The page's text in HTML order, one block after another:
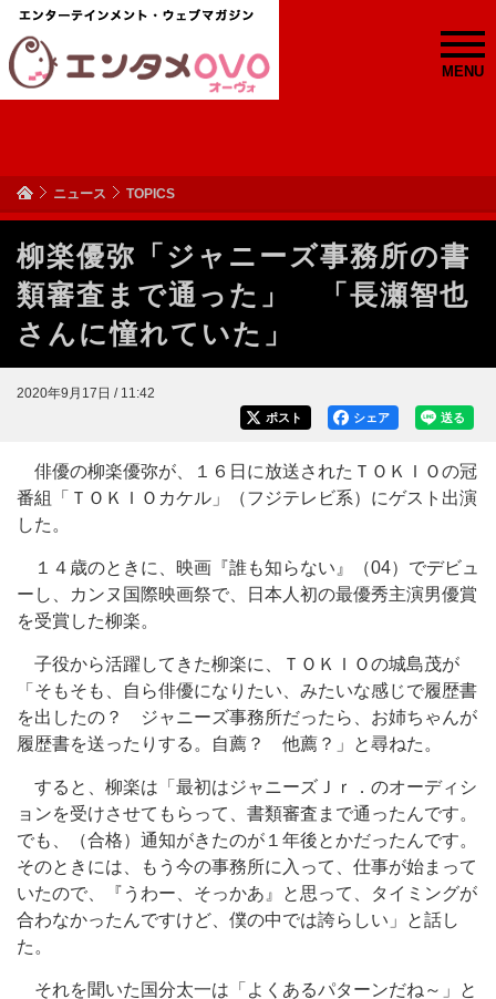
MENU
ニュース TOPICS
柳楽優弥「ジャニーズ事務所の書
類審査まで通った」 「長瀬智也
さんに憧れていた」
2020年9月17日 / 11:42
送る
シェア
ポスト
俳優の柳楽優弥が、１６日に放送されたＴＯＫＩＯの冠
番組「ＴＯＫＩＯカケル」（フジテレビ系）にゲスト出演
した。
１４歳のときに、映画『誰も知らない』（04）でデビュ
ーし、カンヌ国際映画祭で、日本人初の最優秀主演男優賞
を受賞した柳楽。
子役から活躍してきた柳楽に、ＴＯＫＩＯの城島茂が
「そもそも、自ら俳優になりたい、みたいな感じで履歴書
を出したの？ ジャニーズ事務所だったら、お姉ちゃんが
履歴書を送ったりする。自薦？ 他薦？」と尋ねた。
すると、柳楽は「最初はジャニーズＪｒ．のオーディシ
ョンを受けさせてもらって、書類審査まで通ったんです。
でも、（合格）通知がきたのが１年後とかだったんです。
そのときには、もう今の事務所に入って、仕事が始まって
いたので、『うわー、そっかあ』と思って、タイミングが
合わなかったんですけど、僕の中では誇らしい」と話し
た。
それを聞いた国分太一は「よくあるパターンだね～」と